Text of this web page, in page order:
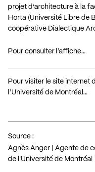
projet d’architecture à la
Horta (Université Libre de
coopérative Dialectique
Pour consulter l’affiche…
Pour visiter le site internet
l’Université de Montréal…
Source :
Agnès Anger | Agente de
de l'Université de Montréal